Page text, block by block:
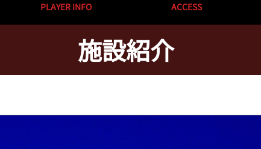
得点率ランキング
進入コース別選手成績
PLAYER INFO
福岡支部選手一覧
フレッシュルーキー&新人紹介
ACCESS
施設紹介
無料バス時刻表
施設紹介